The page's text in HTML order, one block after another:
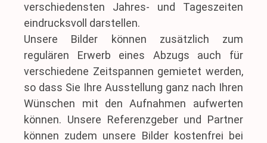
verschiedensten Jahres- und Tageszeiten
eindrucksvoll darstellen.
Unsere Bilder können zusätzlich zum
regulären Erwerb eines Abzugs auch für
verschiedene Zeitspannen gemietet werden,
so dass Sie Ihre Ausstellung ganz nach Ihren
Wünschen mit den Aufnahmen aufwerten
können. Unsere Referenzgeber und Partner
können zudem unsere Bilder kostenfrei bei